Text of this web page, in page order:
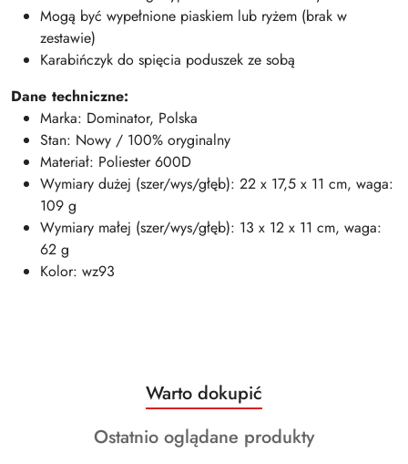
Mogą być wypełnione piaskiem lub ryżem (brak w
zestawie)
Karabińczyk do spięcia poduszek ze sobą
Dane techniczne:
Marka: Dominator, Polska
Stan: Nowy / 100% oryginalny
Materiał: Poliester 600D
Wymiary dużej (szer/wys/głęb): 22 x 17,5 x 11 cm, waga:
109 g
Wymiary małej (szer/wys/głęb): 13 x 12 x 11 cm, waga:
62 g
Kolor: wz93
Pomiń karuzelę produktów
Produkty
o
statusie:
Warto dokupić
Produkty
Ostatnio oglądane produkty